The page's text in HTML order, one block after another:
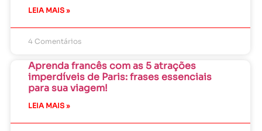
LEIA MAIS »
4 Comentários
Aprenda francês com as 5 atrações
imperdíveis de Paris: frases essenciais
para sua viagem!
LEIA MAIS »